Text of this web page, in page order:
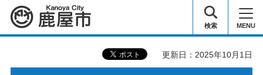
鹿屋市 検索 MENU
更新日：2025年10月1日